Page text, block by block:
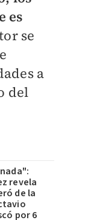
es
se
a
del
revela
de la
por 6